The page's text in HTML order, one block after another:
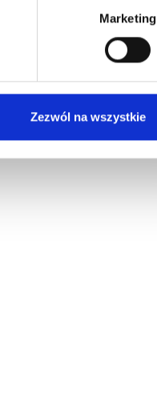
Marketing
Zezwól na wszystkie